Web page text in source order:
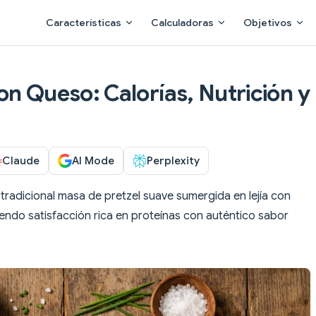
Características Calculadoras Objetivos
Queso: Calorías, Nutrición y
Claude AI Mode Perplexity
masa de pretzel suave sumergida en lejía con
satisfacción rica en proteínas con auténtico sabor